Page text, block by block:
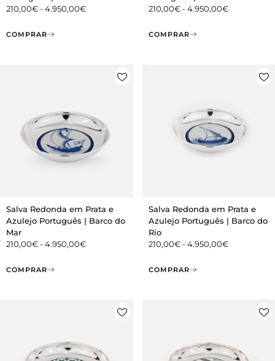
210,00€-4.950,00€
COMPRAR
210,00€-4.950,00€
COMPRAR
Salva Redonda em Prata e
Azulejo Português | Barco do
Mar
210,00€-4.950,00€
COMPRAR
Salva Redonda em Prata e
Azulejo Português | Barco do
Rio
210,00€-4.950,00€
COMPRAR